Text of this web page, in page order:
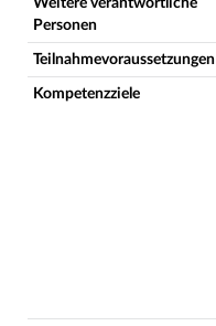
Weitere verantwortliche
Personen
Teilnahmevoraussetzungen
Kompetenzziele